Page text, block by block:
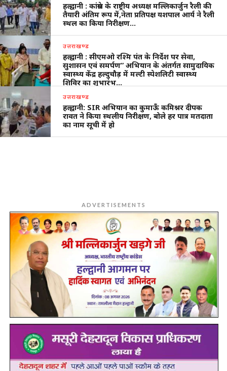
हल्द्वानी : कांग्रेस के राष्ट्रीय अध्यक्ष मल्लिकार्जुन रैली की
तैयारी अंतिम रूप में,नेता प्रतिपक्ष यशपाल आर्य ने रैली
स्थल का किया निरीक्षण…
उत्तराखण्ड
हल्द्वानी : सीएमओ रश्मि पंत के निर्देश पर सेवा,
सुशासन एवं समर्पण” अभियान के अंतर्गत सामुदायिक
स्वास्थ्य केंद्र हल्दुचौड़ में मल्टी स्पेशलिटी स्वास्थ्य
शिविर का शुभारंभ…
उत्तराखण्ड
हल्द्वानी: SIR अभियान का कुमाऊँ कमिश्नर दीपक
रावत ने किया स्थलीय निरीक्षण, बोले हर पात्र मतदाता
का नाम सूची में हो
ADVERTISEMENTS